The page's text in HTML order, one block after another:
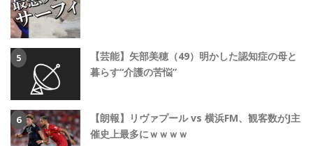
【芸能】矢部美穂（49）明かした認知症の母と
暮らす“介護の苦悩”
【朗報】リヴァプール vs 横浜FM、観客数がJ主
催史上最多にｗｗｗｗ